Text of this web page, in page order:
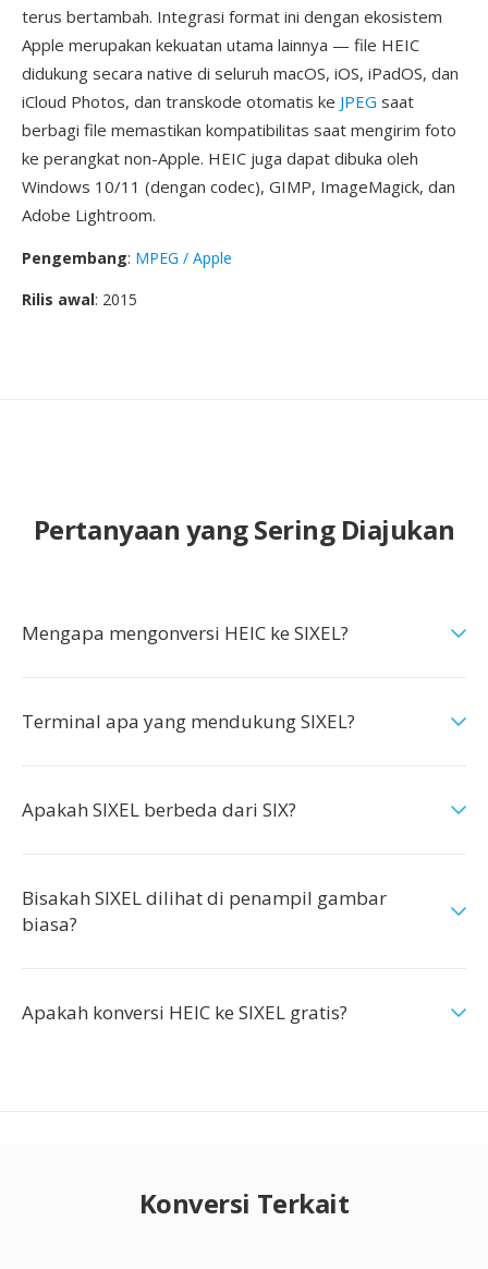
terus bertambah. Integrasi format ini dengan ekosistem
Apple merupakan kekuatan utama lainnya — file HEIC
didukung secara native di seluruh macOS, iOS, iPadOS, dan
iCloud Photos, dan transkode otomatis ke JPEG saat
berbagi file memastikan kompatibilitas saat mengirim foto
ke perangkat non-Apple. HEIC juga dapat dibuka oleh
Windows 10/11 (dengan codec), GIMP, ImageMagick, dan
Adobe Lightroom.
Pengembang: MPEG / Apple
Rilis awal: 2015
Pertanyaan yang Sering Diajukan
Mengapa mengonversi HEIC ke SIXEL?
Terminal apa yang mendukung SIXEL?
Apakah SIXEL berbeda dari SIX?
Bisakah SIXEL dilihat di penampil gambar
biasa?
Apakah konversi HEIC ke SIXEL gratis?
Konversi Terkait